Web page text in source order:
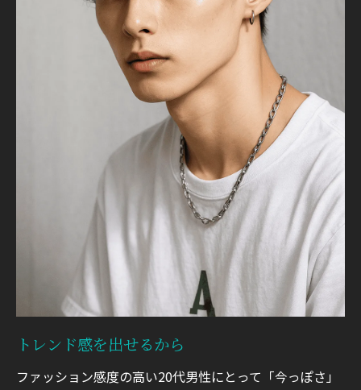
トレンド感を出せるから
ファッション感度の高い20代男性にとって「今っぽさ」